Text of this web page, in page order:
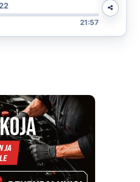
21:57